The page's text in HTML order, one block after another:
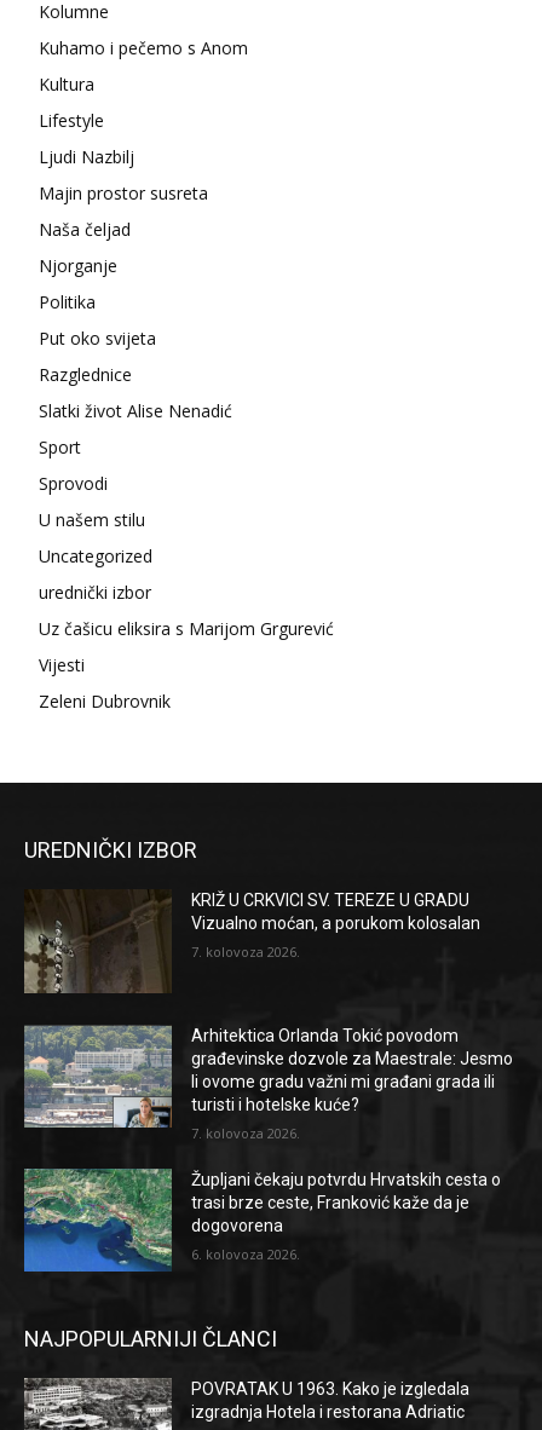
Kolumne
Kuhamo i pečemo s Anom
Kultura
Lifestyle
Ljudi Nazbilj
Majin prostor susreta
Naša čeljad
Njorganje
Politika
Put oko svijeta
Razglednice
Slatki život Alise Nenadić
Sport
Sprovodi
U našem stilu
Uncategorized
urednički izbor
Uz čašicu eliksira s Marijom Grgurević
Vijesti
Zeleni Dubrovnik
UREDNIČKI IZBOR
KRIŽ U CRKVICI SV. TEREZE U GRADU
Vizualno moćan, a porukom kolosalan
7. kolovoza 2026.
Arhitektica Orlanda Tokić povodom
građevinske dozvole za Maestrale: Jesmo
li ovome gradu važni mi građani grada ili
turisti i hotelske kuće?
7. kolovoza 2026.
Župljani čekaju potvrdu Hrvatskih cesta o
trasi brze ceste, Franković kaže da je
dogovorena
6. kolovoza 2026.
NAJPOPULARNIJI ČLANCI
POVRATAK U 1963. Kako je izgledala
izgradnja Hotela i restorana Adriatic